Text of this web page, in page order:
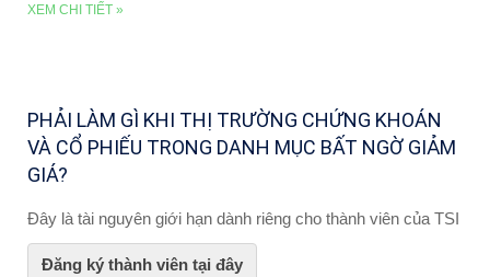
XEM CHI TIẾT »
PHẢI LÀM GÌ KHI THỊ TRƯỜNG CHỨNG KHOÁN
VÀ CỔ PHIẾU TRONG DANH MỤC BẤT NGỜ GIẢM
GIÁ?
Đây là tài nguyên giới hạn dành riêng cho thành viên của TSI
Đăng ký thành viên tại đây